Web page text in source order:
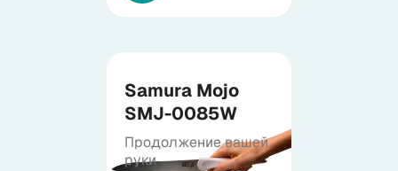
Samura Mojo
SMJ-0085W
Продолжение вашей
руки